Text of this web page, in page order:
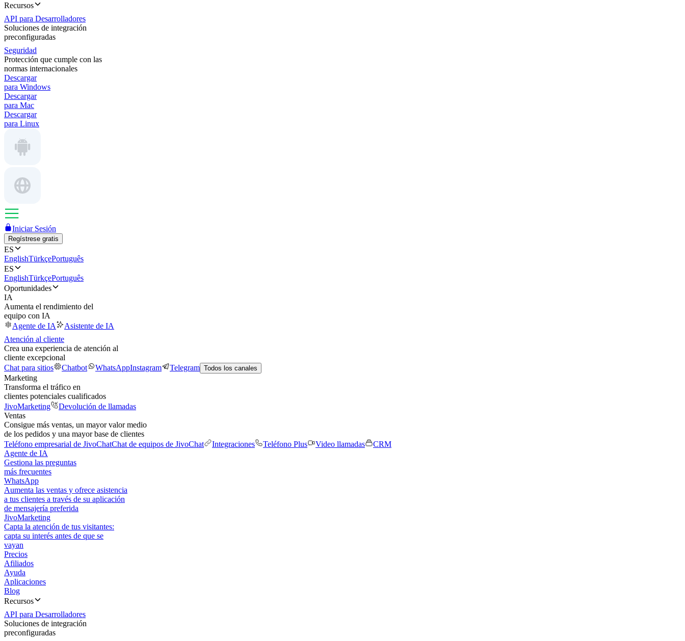
Recursos
API para Desarrolladores
Soluciones de integración
preconfiguradas
Seguridad
Protección que cumple con las
normas internacionales
Descargar
para Windows
Descargar
para Mac
Descargar
para Linux
Iniciar Sesión
Regístrese gratis
ES
EnglishTürkçePortuguês
ES
EnglishTürkçePortuguês
Oportunidades
IA
Aumenta el rendimiento del
equipo con IA
Agente de IA
Asistente de IA
Atención al cliente
Crea una experiencia de atención al
cliente excepcional
Chat para sitios
Chatbot WhatsAppInstagram Telegram Todos los canales
Marketing
Transforma el tráfico en
clientes potenciales cualificados
JivoMarketing
Devolución de llamadas
Ventas
Consigue más ventas, un mayor valor medio
de los pedidos y una mayor base de clientes
Teléfono empresarial de JivoChatChat de equipos de JivoChat Integraciones Teléfono Plus Video llamadas
CRM
Agente de IA
Gestiona las preguntas
más frecuentes
WhatsApp
Aumenta las ventas y ofrece asistencia
a tus clientes a través de su aplicación
de mensajería preferida
JivoMarketing
Capta la atención de tus visitantes:
capta su interés antes de que se
vayan
Precios
Afiliados
Ayuda
Aplicaciones
Blog
Recursos
API para Desarrolladores
Soluciones de integración
preconfiguradas